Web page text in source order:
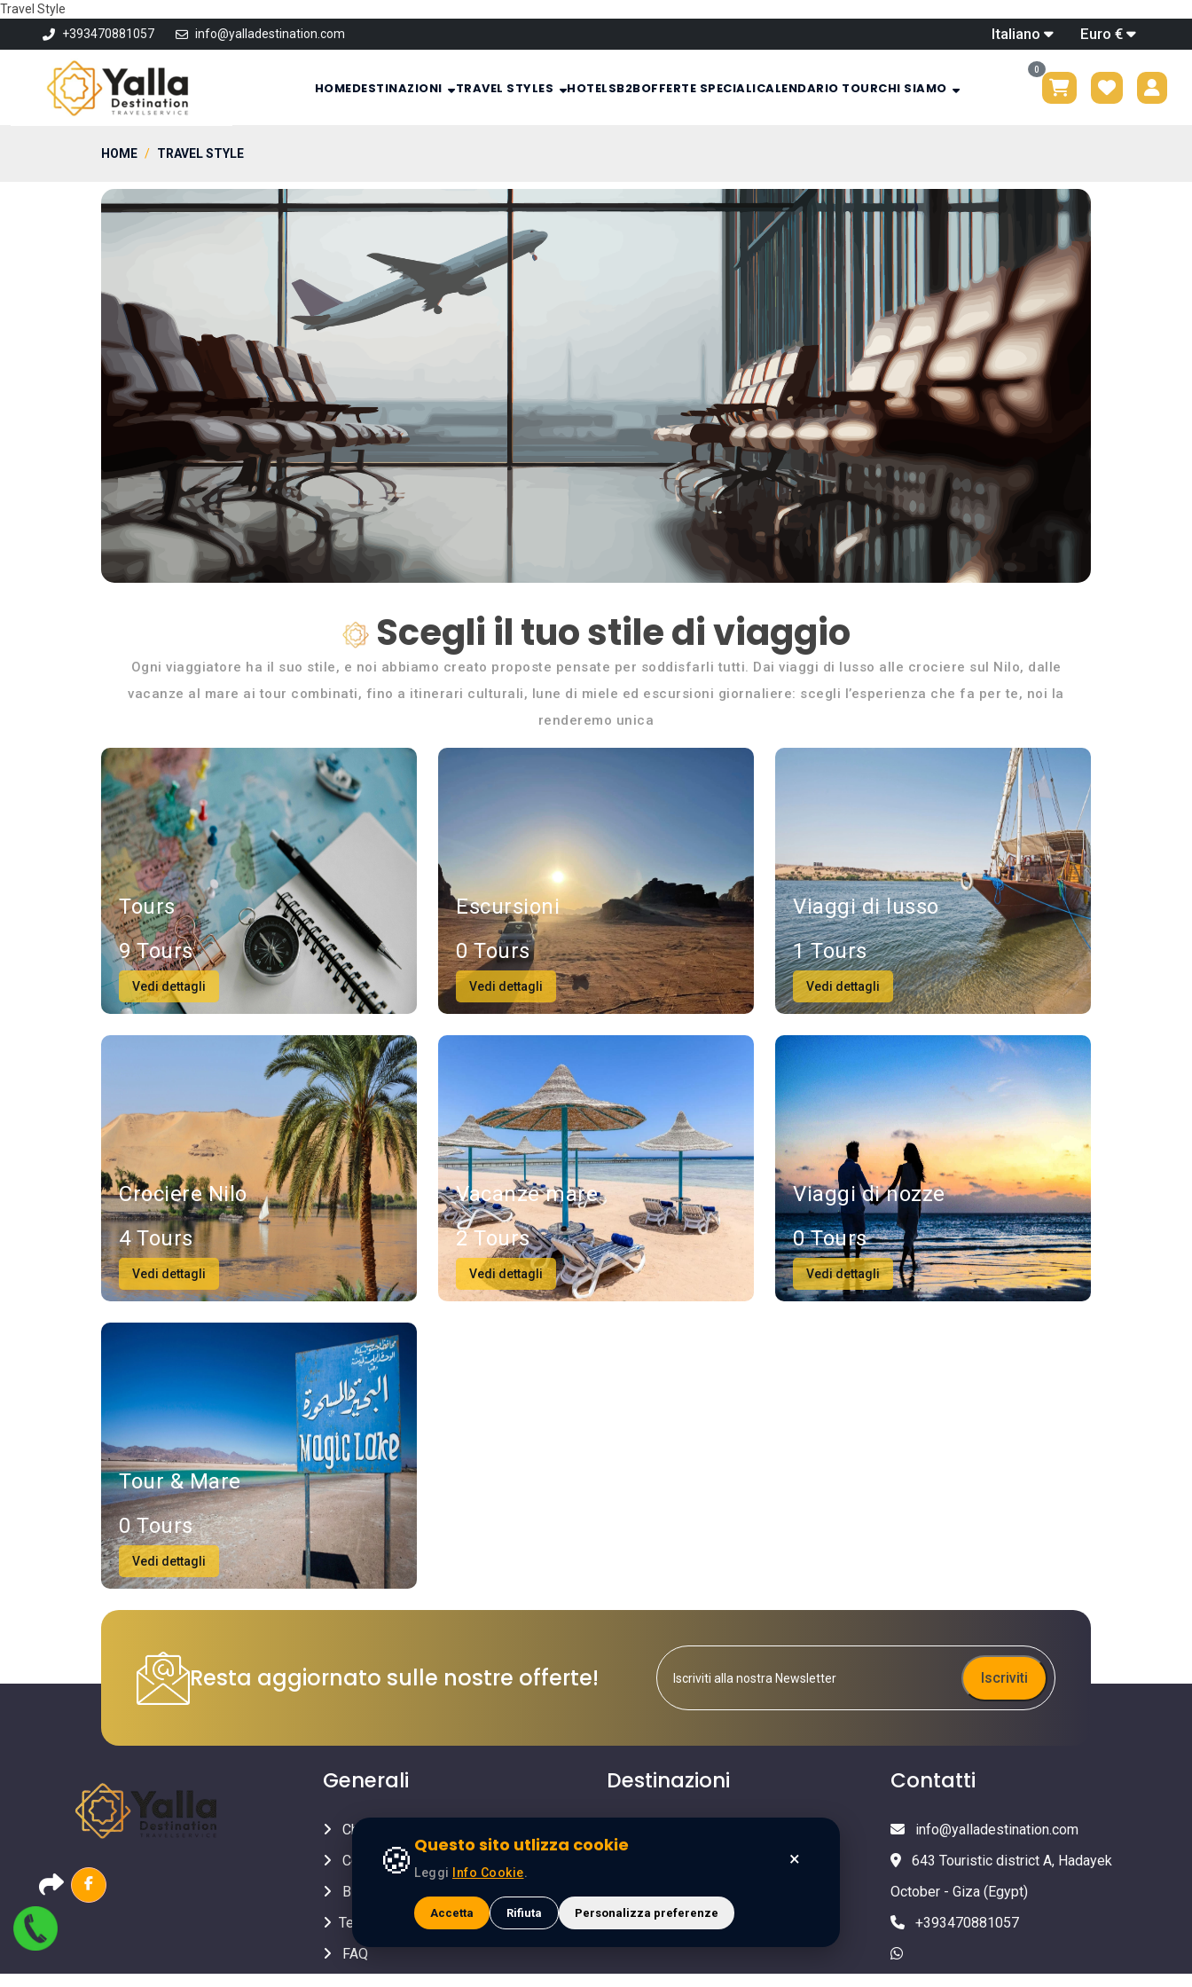
Travel Style
+393470881057
info@yalladestination.com Italiano Euro €
HOMEDESTINAZIONI TRAVEL STYLES HOTELSB2BOFFERTE SPECIALICALENDARIO TOURCHI SIAMO
0
HOME TRAVEL STYLE
Scegli il tuo stile di viaggio
Ogni viaggiatore ha il suo stile, e noi abbiamo creato proposte pensate per soddisfarli tutti. Dai viaggi di lusso alle crociere sul Nilo, dalle
vacanze al mare ai tour combinati, fino a itinerari culturali, lune di miele ed escursioni giornaliere: scegli l’esperienza che fa per te, noi la
renderemo unica
Tours
9 Tours
Vedi dettagli
Escursioni
0 Tours
Vedi dettagli
Viaggi di lusso
1 Tours
Vedi dettagli
Crociere Nilo
4 Tours
Vedi dettagli
Vacanze mare
2 Tours
Vedi dettagli
Viaggi di nozze
0 Tours
Vedi dettagli
Tour & Mare
0 Tours
Vedi dettagli
Resta aggiornato sulle nostre offerte! Iscriviti
Generali
Chi siamo
Contatti
Blog
Testimonials
FAQ
Destinazioni Contatti
info@yalladestination.com
643 Touristic district A, Hadayek
October - Giza (Egypt)
+393470881057
🍪 Questo sito utlizza cookie
Leggi Info Cookie.
Accetta Rifiuta Personalizza preferenze
×